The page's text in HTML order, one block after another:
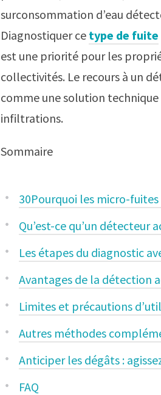
surconsommation d’eau
Diagnostiquer ce type de fuite
est une priorité pour les
collectivités. Le recours à un
comme une solution
infiltrations.
Sommaire
30Pourquoi les micro-
Qu’est-ce qu’un
Les étapes du diagnostic
Avantages de la détection
Limites et précautions
Autres méthodes
Anticiper les dégâts :
FAQ